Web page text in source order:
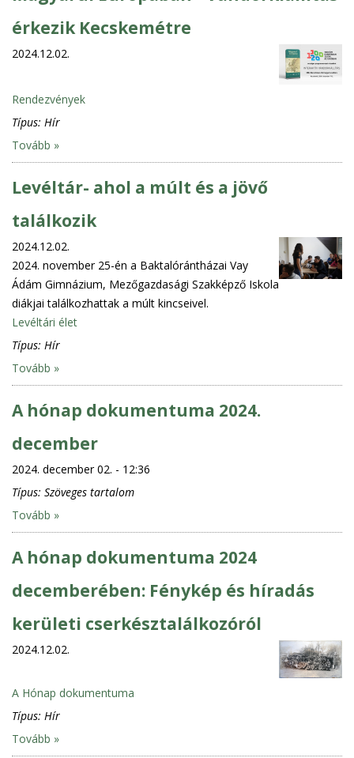
érkezik Kecskemétre
2024.12.02.
Rendezvények
Típus: Hír
Tovább »
Levéltár- ahol a múlt és a jövő
találkozik
2024.12.02.
2024. november 25-én a Baktalórántházai Vay
Ádám Gimnázium, Mezőgazdasági Szakképző Iskola
diákjai találkozhattak a múlt kincseivel.
Levéltári élet
Típus: Hír
Tovább »
A hónap dokumentuma 2024.
december
2024. december 02. - 12:36
Típus: Szöveges tartalom
Tovább »
A hónap dokumentuma 2024
decemberében: Fénykép és híradás
kerületi cserkésztalálkozóról
2024.12.02.
A Hónap dokumentuma
Típus: Hír
Tovább »